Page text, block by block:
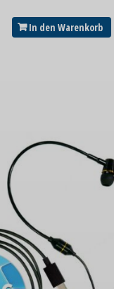
In den Warenkorb